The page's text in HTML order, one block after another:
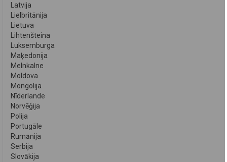
Latvija
Lielbritānija
Lietuva
Lihtenšteina
Luksemburga
Maķedonija
Melnkalne
Moldova
Mongolija
Nīderlande
Norvēģija
Polija
Portugāle
Rumānija
Serbija
Slovākija